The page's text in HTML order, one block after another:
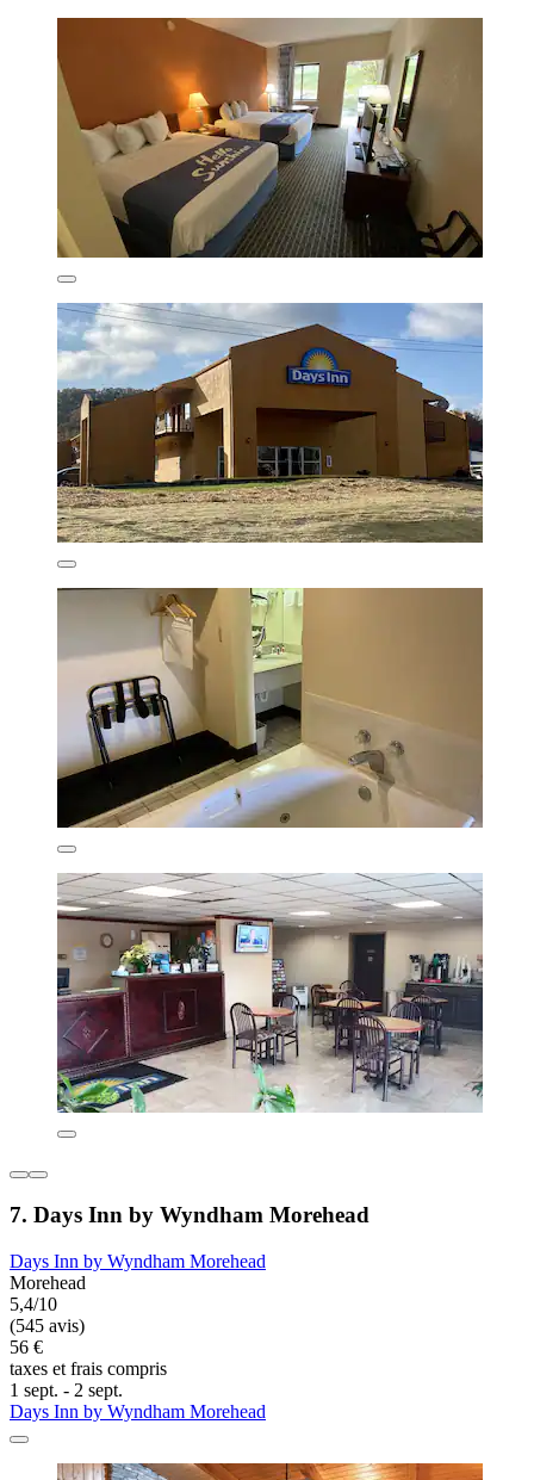
7. Days Inn by Wyndham Morehead
Days Inn by Wyndham Morehead
Morehead
5,4/10
(545 avis)
56 €
taxes et frais compris
1 sept. - 2 sept.
Days Inn by Wyndham Morehead